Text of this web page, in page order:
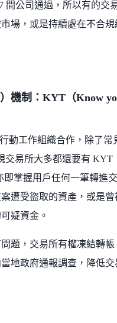
間公司通過，所以有的交
場，或是持續處在不合規
機制：KYT（Know
動工作組織合作，除了常
交易所大多都還要有 KYT
即掌握用戶任何一筆轉進
遭受盜取的資產，或是曾
疑資金。
題，交易所有權凍結轉帳
地政府通報調查，降低交